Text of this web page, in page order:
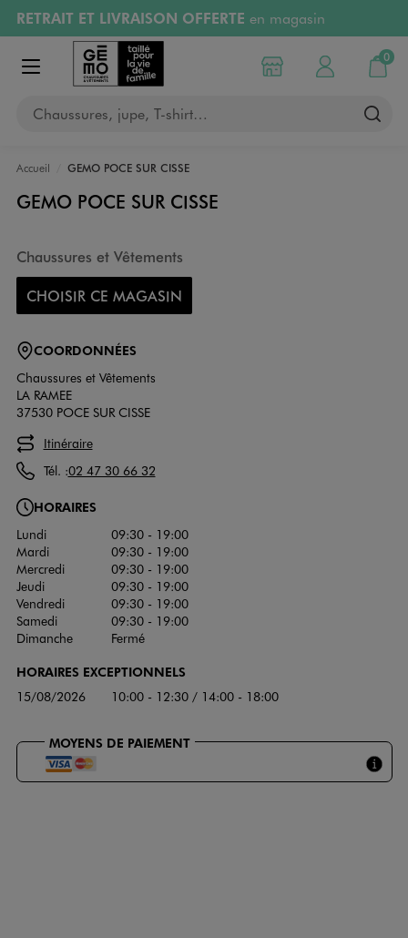
Aller au contenu principal
Aller à la navigation
RETRAIT ET LIVRAISON OFFERTE en magasin
Retours OFFERTSpendant 30 jours
PAYEZ EN 3x SANS FRAIS
RÉSERVATION GRATUITE
Afficher le menu
Chaussures, jupe, T-shirt…
Choisir mon magasin
Mon compte
0
Mon
Accueil GEMO POCE SUR CISSE
GEMO POCE SUR CISSE
Chaussures et Vêtements
CHOISIR CE MAGASIN
COORDONNÉES
Chaussures et Vêtements
LA RAMEE
37530 POCE SUR CISSE
Itinéraire
Tél. :02 47 30 66 32
HORAIRES
Lundi
09:30 - 19:00
Mardi
09:30 - 19:00
Mercredi
09:30 - 19:00
Jeudi
09:30 - 19:00
Vendredi
09:30 - 19:00
Samedi
09:30 - 19:00
Dimanche
Fermé
HORAIRES EXCEPTIONNELS
15/08/2026 10:00 - 12:30 / 14:00 - 18:00
MOYENS DE PAIEMENT